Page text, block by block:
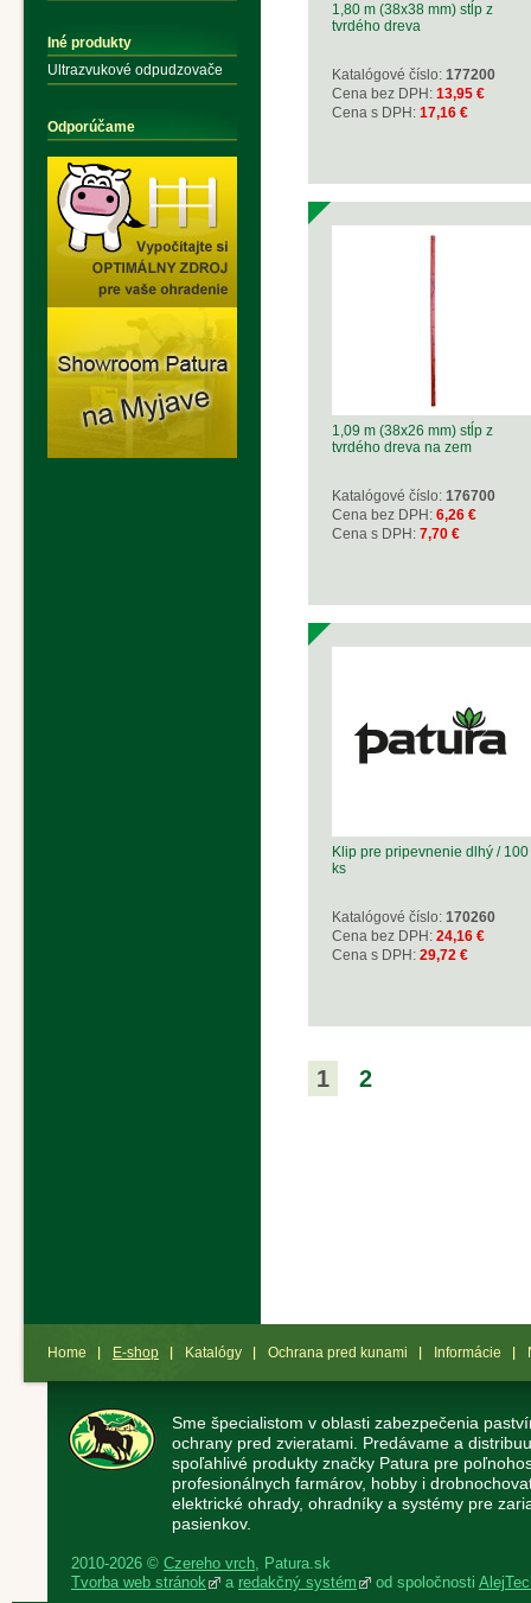
Iné produkty
Ultrazvukové odpudzovače
Odporúčame
1,80 m (38x38 mm) stĺp z
tvrdého dreva
Katalógové číslo: 177200
Cena bez DPH: 13,95 €
Cena s DPH: 17,16 €
1,09 m (38x26 mm) stĺp z
tvrdého dreva na zem
Katalógové číslo: 176700
Cena bez DPH: 6,26 €
Cena s DPH: 7,70 €
Klip pre pripevnenie dlhý / 100
ks
Katalógové číslo: 170260
Cena bez DPH: 24,16 €
Cena s DPH: 29,72 €
1 2
Home E-shop Katalógy Ochrana pred kunami Informácie
Sme špecialistom v oblasti zabezpečenia
ochrany pred zvieratami. Predávame a
spoľahlivé produkty značky Patura pre
profesionálnych farmárov, hobby i
elektrické ohrady, ohradníky a systémy pre
pasienkov.
2010-2026 © Czereho vrch, Patura.sk
Tvorba web stránok
a redakčný systém od spoločnosti